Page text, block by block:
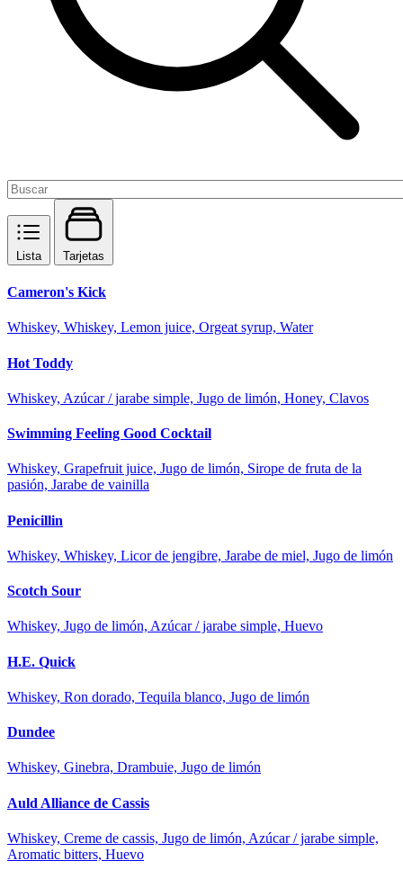
Lista Tarjetas
Cameron's Kick
Whiskey, Whiskey, Lemon juice, Orgeat syrup, Water
Hot Toddy
Whiskey, Azúcar / jarabe simple, Jugo de limón, Honey, Clavos
Swimming Feeling Good Cocktail
Whiskey, Grapefruit juice, Jugo de limón, Sirope de fruta de la
pasión, Jarabe de vainilla
Penicillin
Whiskey, Whiskey, Licor de jengibre, Jarabe de miel, Jugo de limón
Scotch Sour
Whiskey, Jugo de limón, Azúcar / jarabe simple, Huevo
H.E. Quick
Whiskey, Ron dorado, Tequila blanco, Jugo de limón
Dundee
Whiskey, Ginebra, Drambuie, Jugo de limón
Auld Alliance de Cassis
Whiskey, Creme de cassis, Jugo de limón, Azúcar / jarabe simple,
Aromatic bitters, Huevo